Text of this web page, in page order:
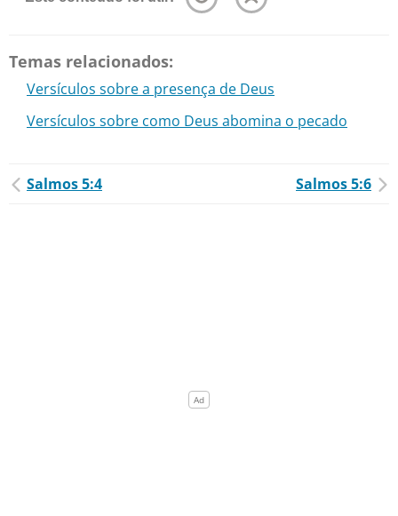
Temas relacionados:
Versículos sobre a presença de Deus
Versículos sobre como Deus abomina o pecado
Salmos 5:4 Salmos 5:6